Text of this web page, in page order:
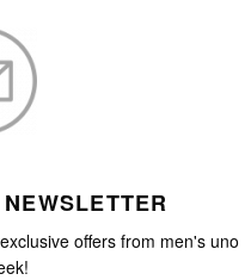
offers from men's uno